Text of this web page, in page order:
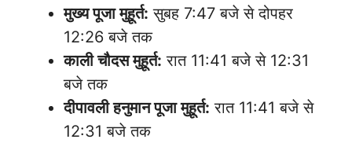
मुख्य पूजा मुहूर्त: सुबह 7:47 बजे से दोपहर
12:26 बजे तक
काली चौदस मुहूर्त: रात 11:41 बजे से 12:31
बजे तक
दीपावली हनुमान पूजा मुहूर्त: रात 11:41 बजे से
12:31 बजे तक